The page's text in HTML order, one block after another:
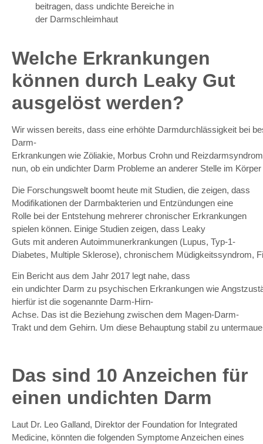
beitragen, dass undichte Bereiche in
der Darmschleimhaut
Welche Erkrankungen
können durch Leaky Gut
ausgelöst werden?
Wir wissen bereits, dass eine erhöhte Darmdurchlässigkeit bei b
Darm-
Erkrankungen wie Zöliakie, Morbus Crohn und Reizdarmsyndrom
nun, ob ein undichter Darm Probleme an anderer Stelle im Körper
Die Forschungswelt boomt heute mit Studien, die zeigen, dass
Modifikationen der Darmbakterien und Entzündungen eine
Rolle bei der Entstehung mehrerer chronischer Erkrankungen
spielen können. Einige Studien zeigen, dass Leaky
Guts mit anderen Autoimmunerkrankungen (Lupus, Typ-1-
Diabetes, Multiple Sklerose), chronischem Müdigkeitssyndrom,
Ein Bericht aus dem Jahr 2017 legt nahe, dass
ein undichter Darm zu psychischen Erkrankungen wie
hierfür ist die sogenannte Darm-Hirn-
Achse. Das ist die Beziehung zwischen dem Magen-Darm-
Trakt und dem Gehirn. Um diese Behauptung stabil zu u
Das sind 10 Anzeichen für
einen undichten Darm
Laut Dr. Leo Galland, Direktor der Foundation for Integrated
Medicine, könnten die folgenden Symptome Anzeichen eines